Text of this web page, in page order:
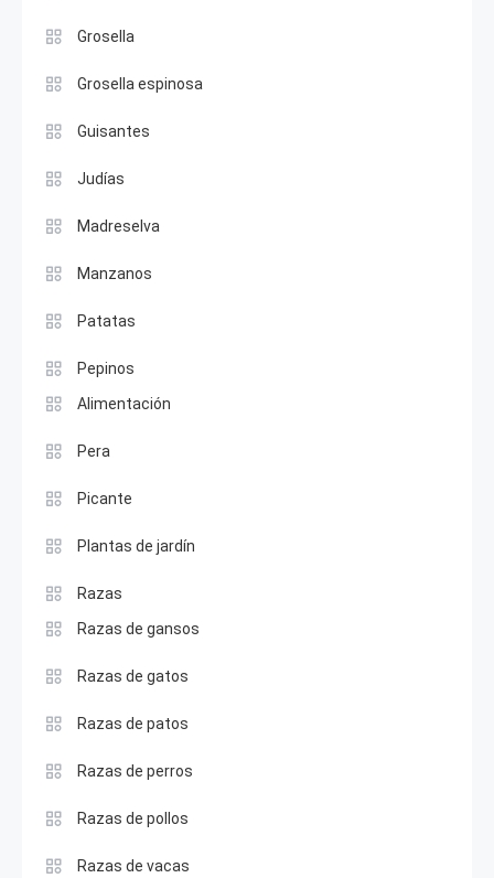
Grosella
Grosella espinosa
Guisantes
Judías
Madreselva
Manzanos
Patatas
Pepinos
Alimentación
Pera
Picante
Plantas de jardín
Razas
Razas de gansos
Razas de gatos
Razas de patos
Razas de perros
Razas de pollos
Razas de vacas